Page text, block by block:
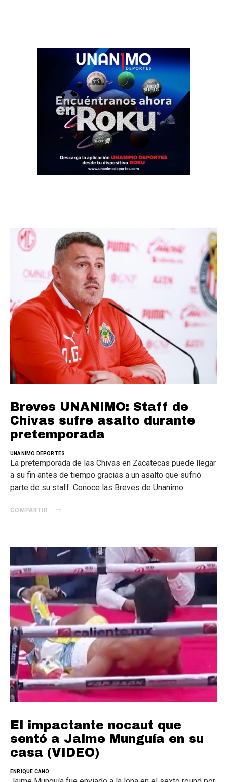
Breves UNANIMO: Staff de
Chivas sufre asalto durante
pretemporada
UNANIMO DEPORTES
La pretemporada de las Chivas en Zacatecas puede llegar
a su fin antes de tiempo gracias a un asalto que sufrió
parte de su staff. Conoce las Breves de Unanimo.
COMPARTIR
El impactante nocaut que
sentó a Jaime Munguía en su
casa (VIDEO)
ENRIQUE CANO